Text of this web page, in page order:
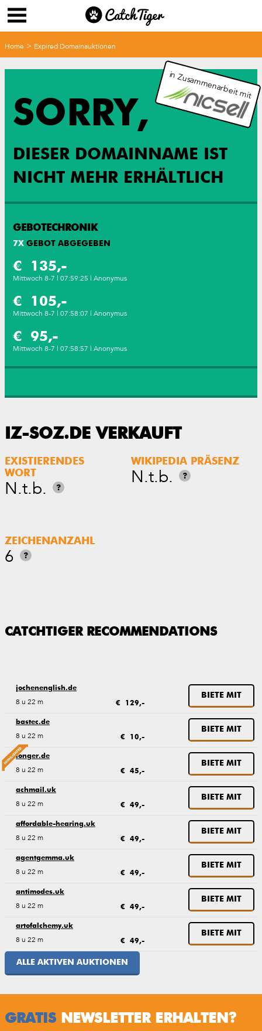
Home > Expired Domainauktionen
SORRY,
DIESER DOMAINNAME IST
NICHT MEHR ERHÄLTLICH
GEBOTECHRONIK
7X GEBOT ABGEGEBEN
€ 135,-
Mittwoch 8-7 | 07:59:25 | Anonymus
€ 105,-
Mittwoch 8-7 | 07:58:07 | Anonymus
€ 95,-
Mittwoch 8-7 | 07:58:57 | Anonymus
in Zusammenarbeit mit
IZ-SOZ.DE VERKAUFT
EXISTIERENDES
WORT
N.t.b. ?
WIKIPEDIA PRÄSENZ
N.t.b. ?
ZEICHENANZAHL
6 ?
CATCHTIGER RECOMMENDATIONS
jochenenglish.de
8 u 22 m € 129,-
BIETE MIT
bastec.de
8 u 22 m € 10,-
BIETE MIT
longer.de
8 u 22 m € 45,-
BIETE MIT
achmail.uk
8 u 22 m € 49,-
BIETE MIT
affordable-hearing.uk
8 u 22 m € 49,-
BIETE MIT
agentgemma.uk
8 u 22 m € 49,-
BIETE MIT
antimodes.uk
8 u 22 m € 49,-
BIETE MIT
artofalchemy.uk
8 u 22 m € 49,-
BIETE MIT
ALLE AKTIVEN AUKTIONEN
GRATIS NEWSLETTER ERHALTEN?